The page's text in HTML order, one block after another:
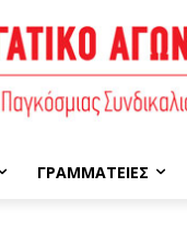
ΓΡΑΜΜΑΤΕΊΕΣ